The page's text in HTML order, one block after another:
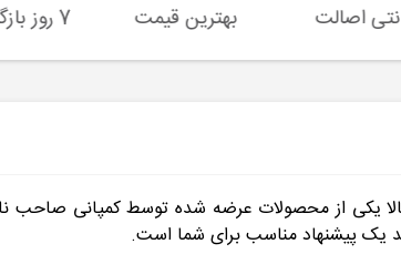
اصالت بهترین قیمت
یکی از محصولات عرضه شده توسط کمپانی صاحب
یک پیشنهاد مناسب برای شما است.